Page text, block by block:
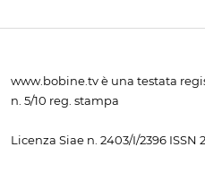
www.bobine.tv è una testata
n. 5/10 reg. stampa
Licenza Siae n. 2403/I/2396 ISSN